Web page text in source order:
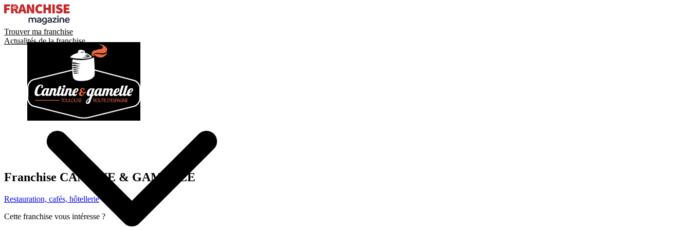
Trouver ma franchise
Actualités de la franchise
Franchise CANTINE & GAMELLE
Restauration, cafés, hôtellerie
Cette franchise vous intéresse ?